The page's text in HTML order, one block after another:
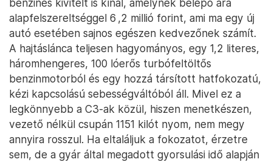
benzines kivitelt is kínál, amelynek belépő ára
alapfelszereltséggel 6 ,2 millió forint, ami ma egy új
autó esetében sajnos egészen kedvezőnek számít.
A hajtáslánca teljesen hagyományos, egy 1,2 literes,
háromhengeres, 100 lóerős turbófeltöltős
benzinmotorból és egy hozzá társított hatfokozatú,
kézi kapcsolású sebességváltóból áll. Mivel ez a
legkönnyebb a C3-ak közül, hiszen menetkészen,
vezető nélkül csupán 1151 kilót nyom, nem megy
annyira rosszul. Ha eltaláljuk a fokozatot, érzetre
sem, de a gyár által megadott gyorsulási idő alapján